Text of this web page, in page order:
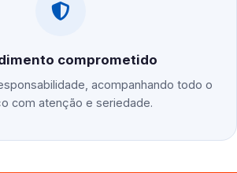
comprometido
acompanhando todo o
com atenção e seriedade.